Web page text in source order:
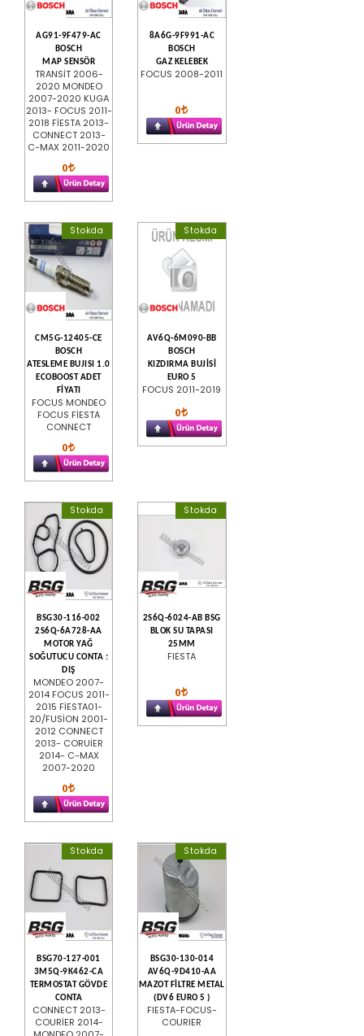
AG91-9F479-AC
BOSCH
MAP SENSÖR
TRANSİT 2006-
2020 MONDEO
2007-2020 KUGA
2013- FOCUS 2011-
2018 FİESTA 2013-
CONNECT 2013-
C-MAX 2011-2020
0
8A6G-9F991-AC
BOSCH
GAZ KELEBEK
FOCUS 2008-2011
0
Stokda
CM5G-12405-CE
BOSCH
ATESLEME BUJISI 1.0
ECOBOOST ADET
FİYATI
FOCUS MONDEO
FOCUS FİESTA
CONNECT
0
Stokda
AV6Q-6M090-BB
BOSCH
KIZDIRMA BUJİSİ
EURO 5
FOCUS 2011-2019
0
Stokda
BSG30-116-002
2S6Q-6A728-AA
MOTOR YAĞ
SOĞUTUCU CONTA :
DIŞ
MONDEO 2007-
2014 FOCUS 2011-
2015 FİESTA01-
20/FUSİON 2001-
2012 CONNECT
2013- CORUİER
2014- C-MAX
2007-2020
0
Stokda
2S6Q-6024-AB BSG
BLOK SU TAPASI
25MM
FIESTA
0
Stokda
BSG70-127-001
3M5Q-9K462-CA
TERMOSTAT GÖVDE
CONTA
CONNECT 2013-
COURİER 2014-
Stokda
BSG30-130-014
AV6Q-9D410-AA
MAZOT FİLTRE METAL
(DV6 EURO 5 )
FIESTA-FOCUS-
COURIER